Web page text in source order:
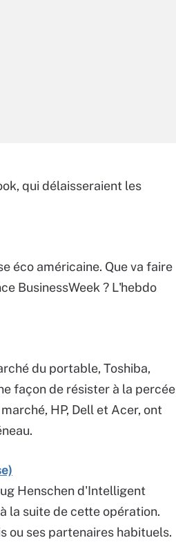
qui délaisseraient les
éco américaine. Que va faire
BusinessWeek ? L'hebdo
du portable, Toshiba,
façon de résister à la percée
HP, Dell et Acer, ont
Henschen d'Intelligent
la suite de cette opération.
ou ses partenaires habituels.